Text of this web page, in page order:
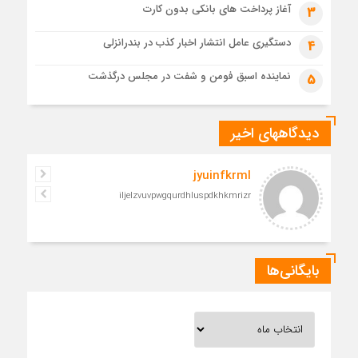
مراسم تشییع پیکر رهبر شهید در قم به پایان رسید3 آغاز پرداخت های بانکی بدون کارت
4 دستگیری عامل انتشار اخبار کذب در بندرانزلی
5 نماینده اسبق فومن و شفت در مجلس درگذشت
دیدگاههای اخیر
jyuinfkrml
iljelzvuvpwgqurdhluspdkhkmrizr
بایگانی‌ها
بایگانی‌ها